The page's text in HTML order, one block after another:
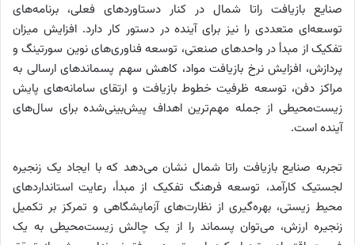
صنایع بازیافت راتا شمال در کنار دستاوردهای فعلی، برنامه‌های
توسعه‌ای متعددی را نیز برای آینده در دستور کار دارد. افزایش میزان
تفکیک از مبدأ در واحدهای صنعتی، توسعه فناوری‌های نوین سورتینگ و
پردازش، افزایش نرخ بازیافت مواد، کاهش سهم پسماندهای ارسالی به
مراکز دفن، توسعه ظرفیت خطوط بازیافت و ارتقای سامانه‌های پایش
زیست‌محیطی از جمله مهم‌ترین اهداف پیش‌بینی‌شده برای سال‌های
آینده است.
تجربه صنایع بازیافت راتا شمال نشان می‌دهد که با ایجاد یک زنجیره
لجستیک کارآمد، توسعه فرهنگ تفکیک از مبدأ، رعایت استانداردهای
محیط زیستی، بهره‌گیری از نظارت‌های آزمایشگاهی و تمرکز بر تکمیل
زنجیره ارزش، می‌توان پسماند را از یک چالش زیست‌محیطی به یک